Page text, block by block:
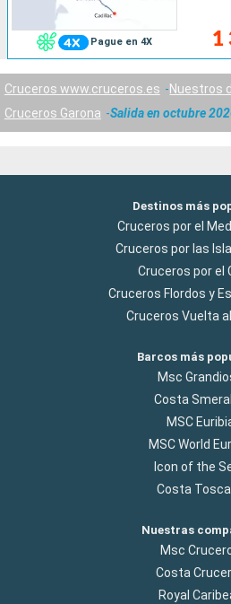
Pague en 4X 1
Cruceros www.cruceros.es
Nuestros
Cruceros Garona
Salida en octubre
Destinos más
Cruceros por el
Cruceros por las
Cruceros por el
Cruceros Flordos y
Cruceros Vuelta
Barcos más
Msc
Costa
MSC
MSC World
Icon of the
Costa
Nuestras
Msc
Costa
Royal